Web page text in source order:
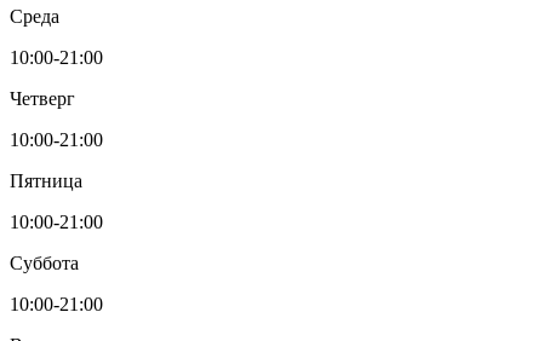
Среда
10:00-21:00
Четверг
10:00-21:00
Пятница
10:00-21:00
Суббота
10:00-21:00